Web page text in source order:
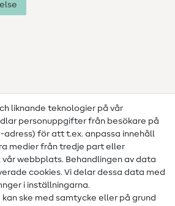
operatör
liknande teknologier på vår
personuppgifter från besökare på
adress) för att t.ex. anpassa innehåll
medier från tredje part eller
webbplats. Behandlingen av data
cookies. Vi delar dessa data med
i inställningarna.
ske med samtycke eller på grund